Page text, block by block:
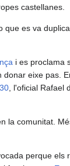
castellanes.
que es va
i es proclama
eixe pas.
, l'oficial Rafael
la comunitat.
perque els